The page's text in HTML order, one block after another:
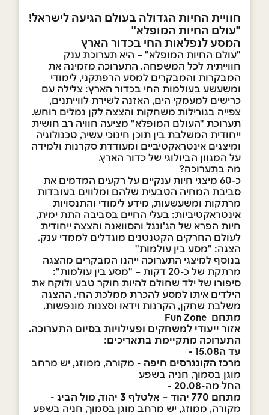
חוויית החיות הגדולה בעולם הגיעה לישראל!
"עולם החיות המופלא"
המסע לנפלאות החי בכדור הארץ
"עולם החיות המופלא" – היא תערוכת ענק
חווייתית לכל המשפחה. התערוכה מזמינה את
המבקרות והמבקרים למסע הרפתקני, לימודי
ומשעשע בעולמות החי בכדור הארץ: צלילה עם
כרישים למעמקי הים, האזנה לשירת לווייתנים,
צפייה בגורילות משחקות והצצה לקן נמלים רוחש.
תערוכת "העולם המופלא" מציעה חוויה רב חושית
ייחודית המשלבת בין תוכן חינוכי עשיר, טכנולוגיה
ומיצגים אינטראקטיביים ומעודדת סקרנות ולמידה
על המגוון הביולוגי של כדור הארץ.
מה בתערוכה?
כ-60 מיצגי חיות ענקיים על רקעים המדמים את
סביבת המחיה הטבעית שלהם ומלווים בעובדות
מרתקות ומשעשעות, מידע לימודי והתנסויות
אינטראקטיביות: בעלי החיים בסביבה התת ימית,
חיות הפרא של הג'ונגל והסוואנה והצצה ייחודית
לעולם החרקים הקטנטנים מוגדלים לממדי ענק.
הצגה: "מסע בין עולמות"
בנוסף למיצגי התערוכה ייהנו המבקרים מהצגה
מרתקת של כ-20 דקות – "מסע בין עולמות":
סיפורו של ילד שחולם להיות חוקר טבע ולוקח את
הילדים איתו למסע להכרת ממלכת החי. ההצגה
משלבת שחקן, הקרנות וידאו וסצנות מונפשות.
מתחם Fun Zone
אזור ייעודי למשחקים ופעילויות בסיום התערוכה.
התערוכה מתקיימת בתאריכים:
עד ה15.08 -
מרכז הקונגרסים חיפה - מקורה, ממוזג, יש מרחב
מוגן בסמוך, חניה בשפע
החל מה-20.08 -
מתחם 770 יהוד – אלטלף 3 יהוד, מול הביג -
מקורה, ממוזג, יש מרחב מוגן בסמוך, חניה בשפע